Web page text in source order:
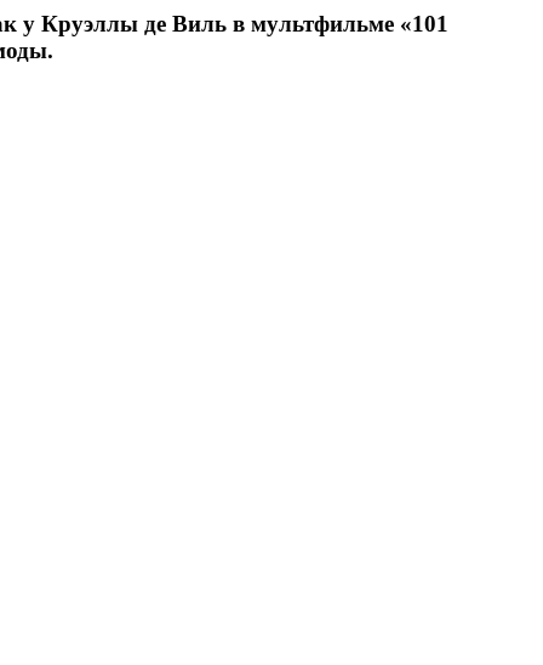
у Круэллы де Виль в мультфильме «101